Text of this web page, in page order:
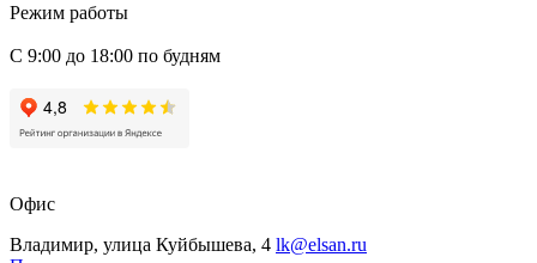
Режим работы
С 9:00 до 18:00 по будням
Офис
Владимир, улица Куйбышева, 4 lk@elsan.ru